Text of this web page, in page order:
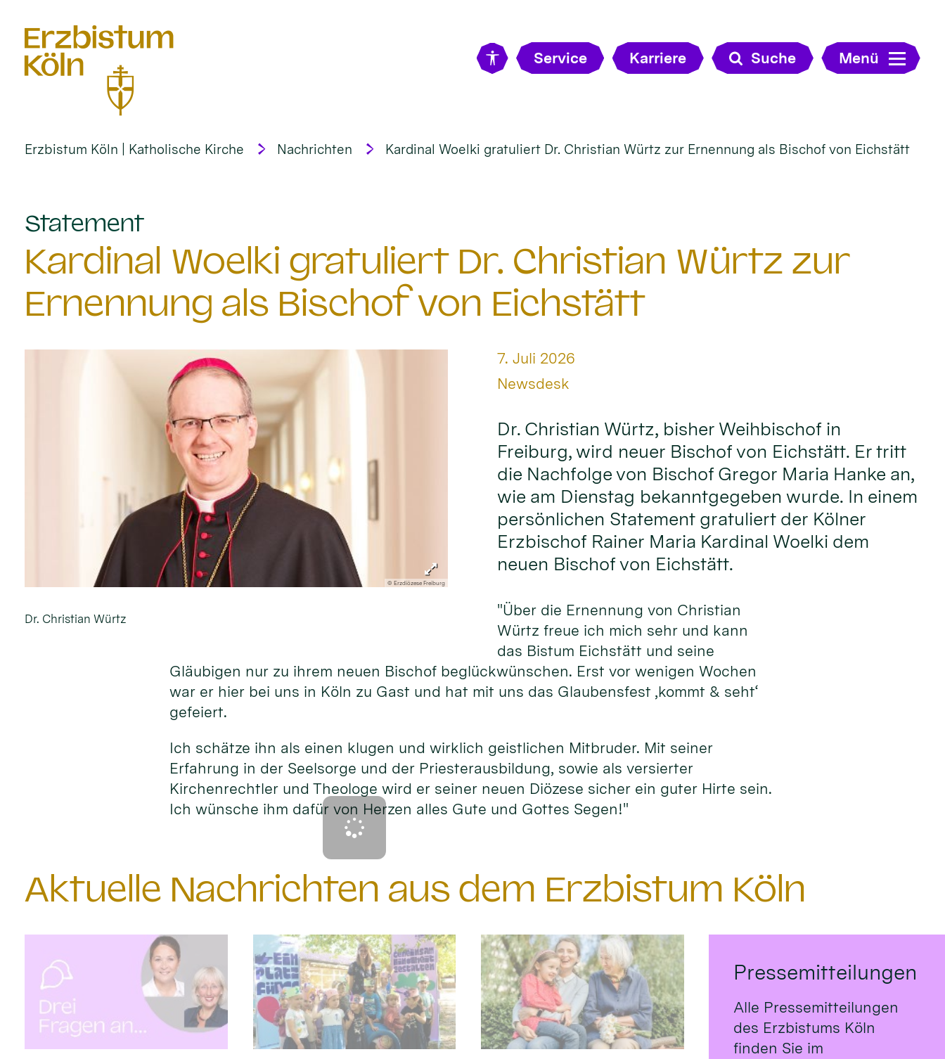
Service Karriere Suche Menü
Erzbistum Köln | Katholische Kirche Nachrichten Kardinal Woelki gratuliert Dr. Christian Würtz zur Ernennung als Bischof von Eichstätt
Statement:
Kardinal Woelki gratuliert Dr. Christian Würtz zur
Ernennung als Bischof von Eichstätt
© Erzdiözese Freiburg
Dr. Christian Würtz
Datum:
7. Juli 2026
Von:
Newsdesk
Dr. Christian Würtz, bisher Weihbischof in
Freiburg, wird neuer Bischof von Eichstätt. Er tritt
die Nachfolge von Bischof Gregor Maria Hanke an,
wie am Dienstag bekanntgegeben wurde. In einem
persönlichen Statement gratuliert der Kölner
Erzbischof Rainer Maria Kardinal Woelki dem
neuen Bischof von Eichstätt.
"Über die Ernennung von Christian
Würtz freue ich mich sehr und kann
das Bistum Eichstätt und seine
Gläubigen nur zu ihrem neuen Bischof beglückwünschen. Erst vor wenigen Wochen
war er hier bei uns in Köln zu Gast und hat mit uns das Glaubensfest ‚kommt & seht‘
gefeiert.
Ich schätze ihn als einen klugen und wirklich geistlichen Mitbruder. Mit seiner
Erfahrung in der Seelsorge und der Priesterausbildung, sowie als versierter
Kirchenrechtler und Theologe wird er seiner neuen Diözese sicher ein guter Hirte sein.
Ich wünsche ihm dafür von Herzen alles Gute und Gottes Segen!"
Aktuelle Nachrichten aus dem Erzbistum Köln
Pressemitteilungen
Alle Pressemitteilungen
des Erzbistums Köln
finden Sie im